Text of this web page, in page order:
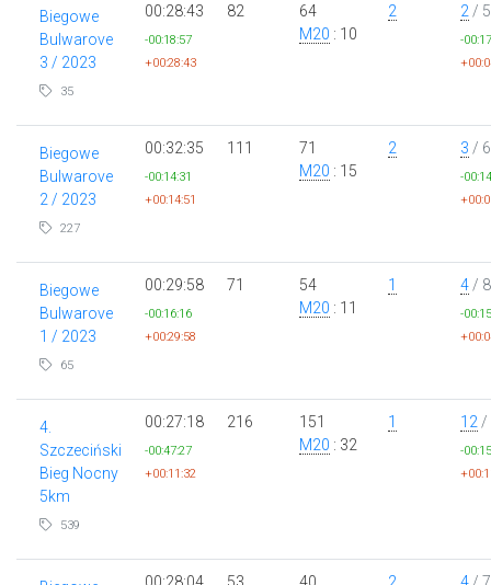
Biegowe
Bulwarove
3 / 2023
35
00:28:43
-00:18:57
+00:28:43
82
64
M20 : 10
2 2 / 5
-
Biegowe
Bulwarove
2 / 2023
227
00:32:35
-00:14:31
+00:14:51
111
71
M20 : 15
2 3 / 6
-
Biegowe
Bulwarove
1 / 2023
65
00:29:58
-00:16:16
+00:29:58
71
54
M20 : 11
1 4 / 8
-
4.
Szczeciński
Bieg Nocny
5km
539
00:27:18
-00:47:27
+00:11:32
216
151
M20 : 32
1 12 /
-
00:28:04 53
40
2 4 / 7